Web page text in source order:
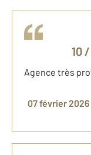
10/
Agence très
07 février 2026